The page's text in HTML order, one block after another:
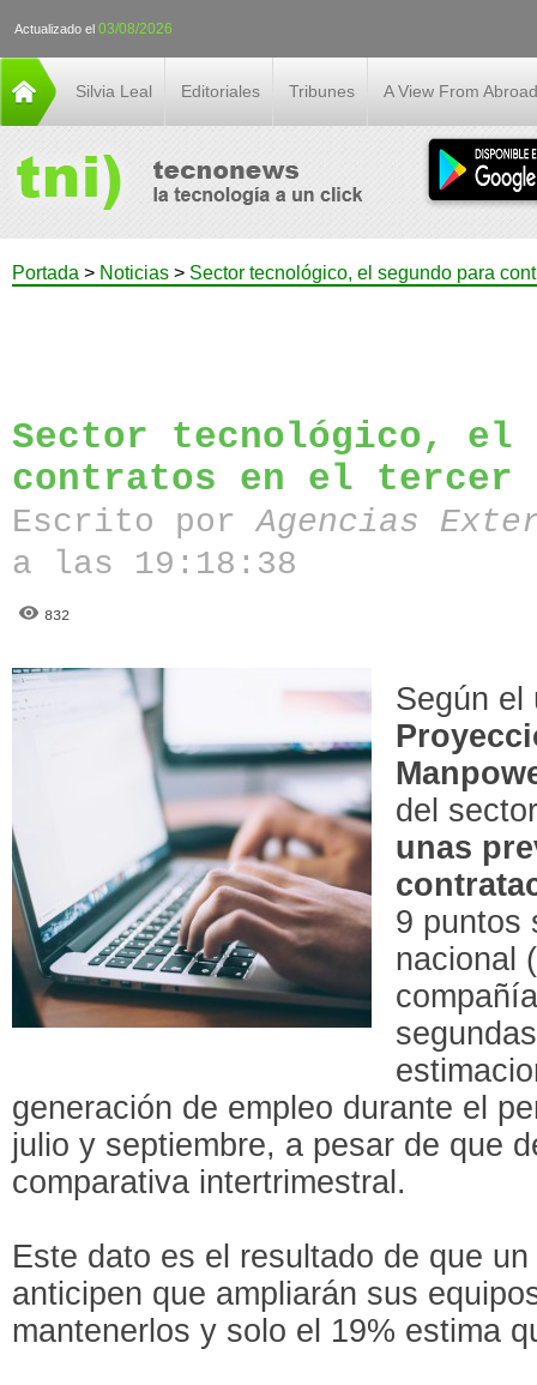
Actualizado el 03/08/2026
Silvia Leal Editoriales Tribunes A View From Abroad
Portada > Noticias > Sector tecnológico, el segundo para
Sector tecnológico, el
contratos en el tercer
Escrito porAgencias
a las 19:18:38
832
Según
del
unas
9 puntos
nacional
generación de empleo durante el
julio y septiembre, a pesar de que
comparativa intertrimestral.
Este dato es el resultado de que
anticipen que ampliarán sus
mantenerlos y solo el 19% estima